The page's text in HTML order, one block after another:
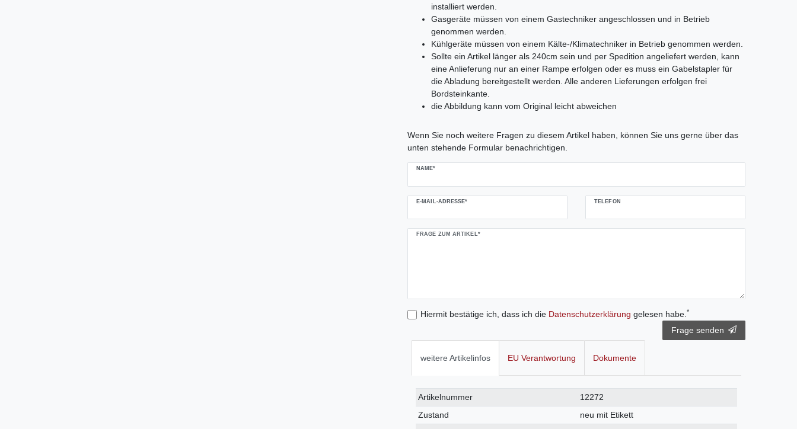
installiert werden.
Gasgeräte müssen von einem Gastechniker angeschlossen und in Betrieb
genommen werden.
Kühlgeräte müssen von einem Kälte-/Klimatechniker in Betrieb genommen werden.
Sollte ein Artikel länger als 240cm sein und per Spedition angeliefert werden, kann
eine Anlieferung nur an einer Rampe erfolgen oder es muss ein Gabelstapler für
die Abladung bereitgestellt werden. Alle anderen Lieferungen erfolgen frei
Bordsteinkante.
die Abbildung kann vom Original leicht abweichen
Wenn Sie noch weitere Fragen zu diesem Artikel haben, können Sie uns gerne über das
unten stehende Formular benachrichtigen.
NAME*
E-MAIL-ADRESSE* TELEFON
FRAGE ZUM ARTIKEL*
Hiermit bestätige ich, dass ich die Daten­schutz­erklärung gelesen habe.*
Frage senden
weitere Artikelinfos EU Verantwortung Dokumente
Technisches
Merkmal
Wert
Artikelnummer
12272
Zustand
neu mit Etikett